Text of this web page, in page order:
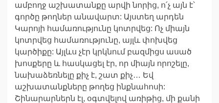
ամբողջ աշխատանքը արվի նորից, ո՛չ այն է՝
գործը թողներ անավարտ: Այստեղ արդեն
Կարոյի համառությունը կոտրվեց: Ոչ միայն
կոտրվեց համառությունը, այլև փոխվեց
կարծիքը: Այլևս չէր կրկնում բազմիցս ասած
խոսքերը և հասկացել էր, որ միայն որոշելը,
նախաձեռնելը քիչ է, շատ քիչ… Եվ
աշխատանքները թողեց ինքնահոսի:
Շինարարներն էլ, օգտվելով առիթից, մի քանի